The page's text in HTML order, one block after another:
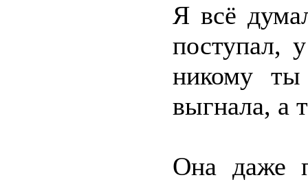
Я всё
поступал,
никому
выгнала, а
Она даже